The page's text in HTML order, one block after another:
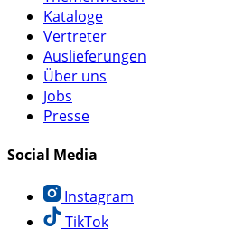
Kataloge
Vertreter
Auslieferungen
Über uns
Jobs
Presse
Social Media
Instagram
TikTok